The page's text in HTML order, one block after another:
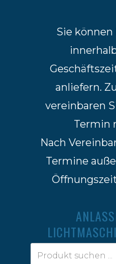
Sie können
anliefern.
vereinbaren
Termin
Nach
Termine